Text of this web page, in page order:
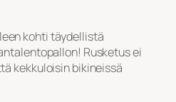
kohti täydellistä
Rusketus ei
kekkuloisin bikineissä